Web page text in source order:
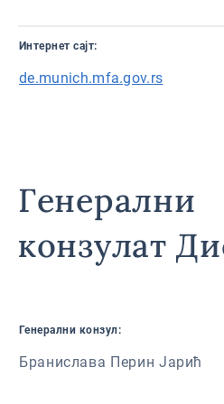
Интернет сајт:
de.munich.mfa.gov.rs
Генерални
конзулат
Генерални конзул:
Бранислава Перин Јарић